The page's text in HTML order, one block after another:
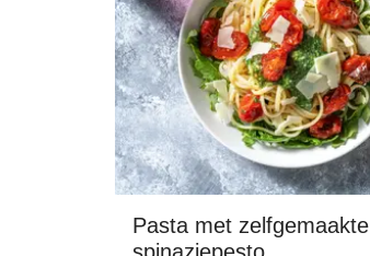
Pasta met zelfgemaakte